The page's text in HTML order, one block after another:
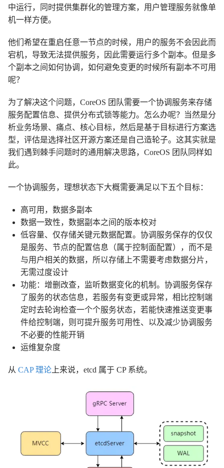
中运行，同时提供集群化的管理方案，用户管理服务就像单
机一样方便。
他们希望在重启任意一节点的时候，用户的服务不会因此而
宕机，导致无法提供服务，因此需要运行多个副本。但是多
个副本之间如何协调，如何避免变更的时候所有副本不可用
呢？
为了解决这个问题，CoreOS 团队需要一个协调服务来存储
服务配置信息、提供分布式锁等能力。怎么办呢？当然是分
析业务场景、痛点、核心目标，然后是基于目标进行方案选
型，评估是选择社区开源方案还是自己造轮子。这其实就是
我们遇到棘手问题时的通用解决思路，CoreOS 团队同样如
此。
一个协调服务，理想状态下大概需要满足以下五个目标：
高可用，数据多副本
数据一致性，数据副本之间的版本校对
低容量、仅存储关键元数据配置。协调服务保存的仅仅
是服务、节点的配置信息（属于控制面配置），而不是
与用户相关的数据，所以存储上不需要考虑数据分片，
无需过度设计
功能：增删改查，监听数据变化的机制。协调服务保存
了服务的状态信息，若服务有变更或异常，相比控制端
定时去轮询检查一个个服务状态，若能快速推送变更事
件给控制端，则可提升服务可用性、以及减少协调服务
不必要的性能开销
运维复杂度
从 CAP 理论 上来说，etcd 属于 CP 系统。